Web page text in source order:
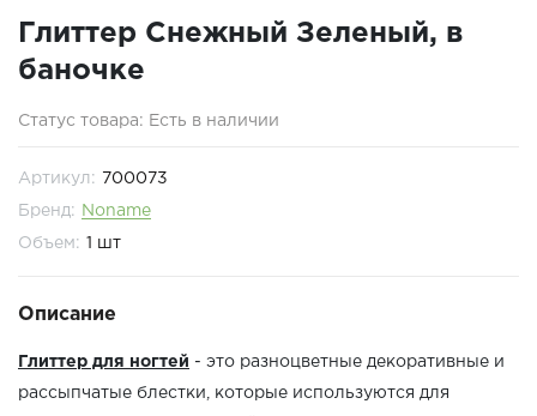
Глиттер Снежный Зеленый, в
баночке
Статус товара: Есть в наличии
Артикул: 700073
Бренд: Noname
Объем: 1 шт
Описание
Глиттер для ногтей - это разноцветные декоративные и
рассыпчатые блестки, которые используются для